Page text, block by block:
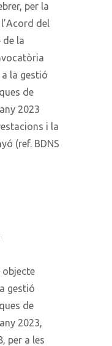
per la
del
de la
la gestió
de
2023
i la
(ref. BDNS
objecte
gestió
de
2023,
per a les